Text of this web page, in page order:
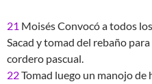
21 Moisés Convocó a todos
Sacad y tomad del rebaño
cordero pascual.
22Tomad luego un manojo de